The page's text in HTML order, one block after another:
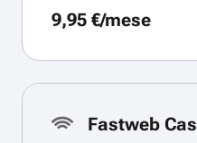
9,95 €/mese
Fastweb